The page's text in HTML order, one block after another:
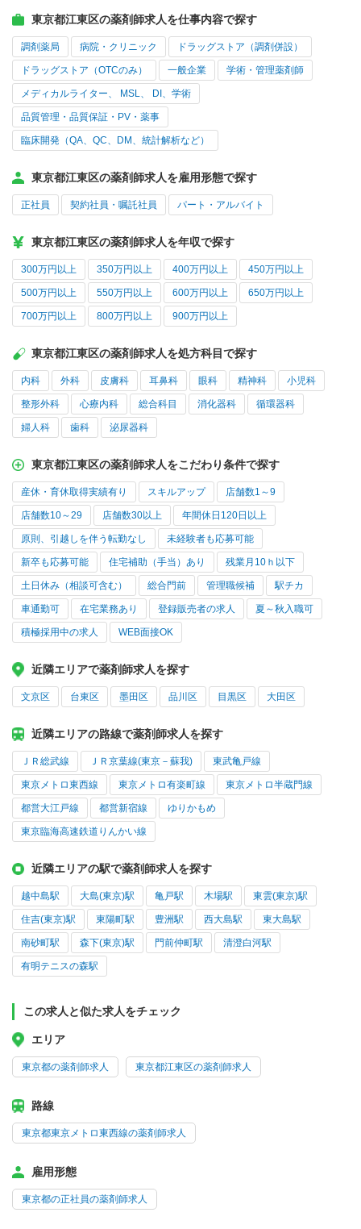
東京都江東区の薬剤師求人を仕事内容で探す
調剤薬局 病院・クリニック ドラッグストア（調剤併設）
ドラッグストア（OTCのみ） 一般企業 学術・管理薬剤師
メディカルライター、 MSL、 DI、学術
品質管理・品質保証・PV・薬事
臨床開発（QA、QC、DM、統計解析など）
東京都江東区の薬剤師求人を雇用形態で探す
正社員 契約社員・嘱託社員 パート・アルバイト
東京都江東区の薬剤師求人を年収で探す
300万円以上 350万円以上 400万円以上 450万円以上
500万円以上 550万円以上 600万円以上 650万円以上
700万円以上 800万円以上 900万円以上
東京都江東区の薬剤師求人を処方科目で探す
内科 外科 皮膚科 耳鼻科 眼科 精神科 小児科
整形外科 心療内科 総合科目 消化器科 循環器科
婦人科 歯科 泌尿器科
東京都江東区の薬剤師求人をこだわり条件で探す
産休・育休取得実績有り スキルアップ 店舗数1～9
店舗数10～29 店舗数30以上 年間休日120日以上
原則、引越しを伴う転勤なし 未経験者も応募可能
新卒も応募可能 住宅補助（手当）あり 残業月10ｈ以下
土日休み（相談可含む） 総合門前 管理職候補 駅チカ
車通勤可 在宅業務あり 登録販売者の求人 夏～秋入職可
積極採用中の求人 WEB面接OK
近隣エリアで薬剤師求人を探す
文京区 台東区 墨田区 品川区 目黒区 大田区
近隣エリアの路線で薬剤師求人を探す
ＪＲ総武線 ＪＲ京葉線(東京－蘇我) 東武亀戸線
東京メトロ東西線 東京メトロ有楽町線 東京メトロ半蔵門線
都営大江戸線 都営新宿線 ゆりかもめ
東京臨海高速鉄道りんかい線
近隣エリアの駅で薬剤師求人を探す
越中島駅 大島(東京)駅 亀戸駅 木場駅 東雲(東京)駅
住吉(東京)駅 東陽町駅 豊洲駅 西大島駅 東大島駅
南砂町駅 森下(東京)駅 門前仲町駅 清澄白河駅
有明テニスの森駅
この求人と似た求人をチェック
エリア
東京都の薬剤師求人 東京都江東区の薬剤師求人
路線
東京都東京メトロ東西線の薬剤師求人
雇用形態
東京都の正社員の薬剤師求人